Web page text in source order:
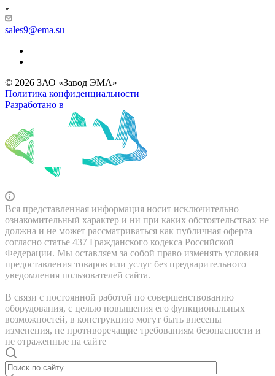
sales9@ema.su
© 2026 ЗАО «Завод ЭМА»
Политика конфиденциальности
Разработано в
Вся представленная информация носит исключительно
ознакомительный характер и ни при каких обстоятельствах не
должна и не может рассматриваться как публичная оферта
согласно статье 437 Гражданского кодекса Российской
Федерации. Мы оставляем за собой право изменять условия
предоставления товаров или услуг без предварительного
уведомления пользователей сайта.
В связи с постоянной работой по совершенствованию
оборудования, с целью повышения его функциональных
возможностей, в конструкцию могут быть внесены
изменения, не противоречащие требованиям безопасности и
не отраженные на сайте